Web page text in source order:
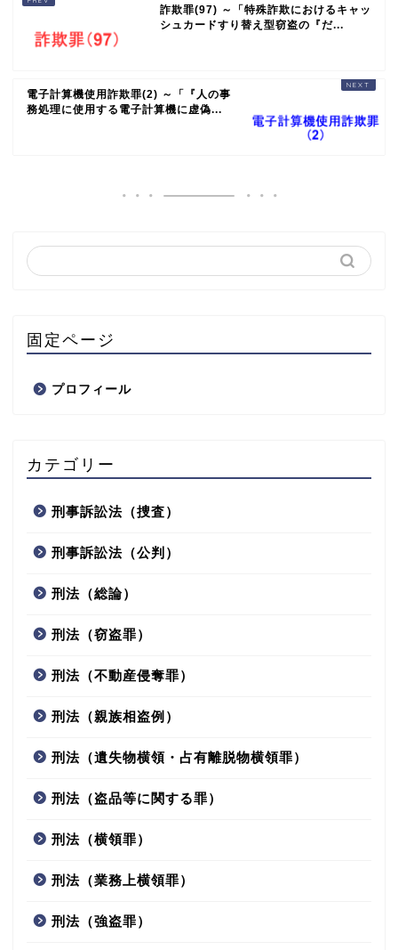
詐欺罪(97) ～「特殊詐欺におけるキャッ
シュカードすり替え型窃盗の『だ...
電子計算機使用詐欺罪(2) ～「『人の事
務処理に使用する電子計算機に虚偽...
固定ページ
プロフィール
カテゴリー
刑事訴訟法（捜査）
刑事訴訟法（公判）
刑法（総論）
刑法（窃盗罪）
刑法（不動産侵奪罪）
刑法（親族相盗例）
刑法（遺失物横領・占有離脱物横領罪）
刑法（盗品等に関する罪）
刑法（横領罪）
刑法（業務上横領罪）
刑法（強盗罪）